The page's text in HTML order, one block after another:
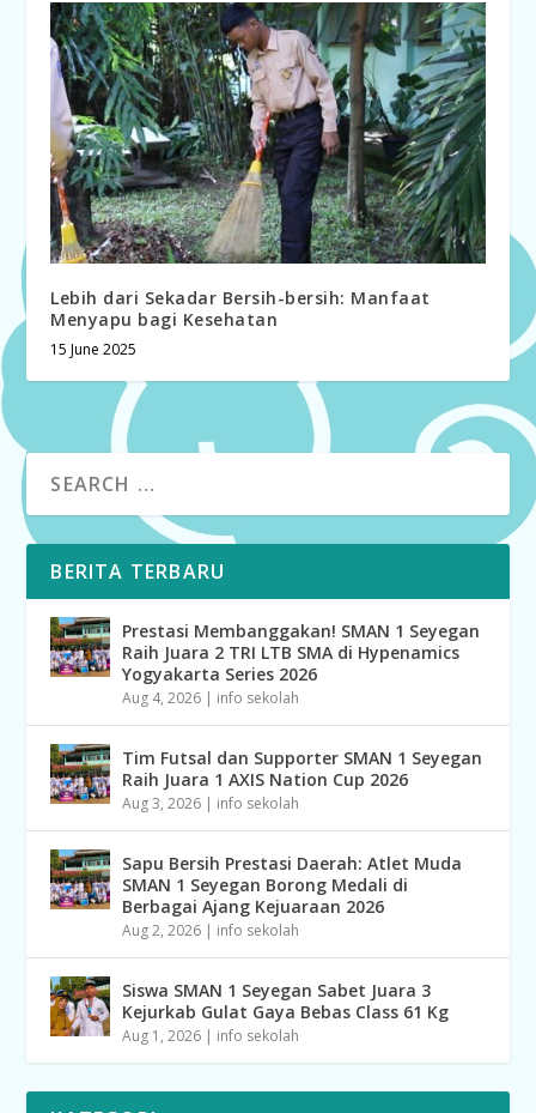
Lebih dari Sekadar Bersih-bersih: Manfaat
Menyapu bagi Kesehatan
15 June 2025
BERITA TERBARU
Prestasi Membanggakan! SMAN 1 Seyegan
Raih Juara 2 TRI LTB SMA di Hypenamics
Yogyakarta Series 2026
Aug 4, 2026 | info sekolah
Tim Futsal dan Supporter SMAN 1 Seyegan
Raih Juara 1 AXIS Nation Cup 2026
Aug 3, 2026 | info sekolah
Sapu Bersih Prestasi Daerah: Atlet Muda
SMAN 1 Seyegan Borong Medali di
Berbagai Ajang Kejuaraan 2026
Aug 2, 2026 | info sekolah
Siswa SMAN 1 Seyegan Sabet Juara 3
Kejurkab Gulat Gaya Bebas Class 61 Kg
Aug 1, 2026 | info sekolah